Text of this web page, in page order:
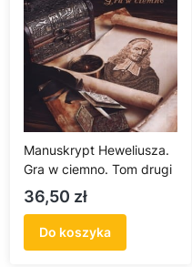
Manuskrypt Heweliusza.
Gra w ciemno. Tom drugi
Cena
36,50 zł
Do koszyka